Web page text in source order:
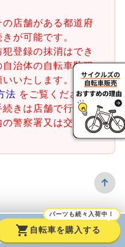
店舗がある都道府
が可能です。
登録の抹消はでき
治体の自転車防犯
いたします。詳し
法 をご覧ください。
きは店舗で行うこ
警察署又は交番ま
shopping_cart
パーツも続々入荷中！
自転車を購入する